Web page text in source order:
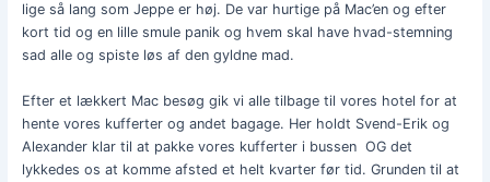
lige så lang som Jeppe er høj. De var hurtige på Mac’en og efter
kort tid og en lille smule panik og hvem skal have hvad-stemning
sad alle og spiste løs af den gyldne mad.
Efter et lækkert Mac besøg gik vi alle tilbage til vores hotel for at
hente vores kufferter og andet bagage. Her holdt Svend-Erik og
Alexander klar til at pakke vores kufferter i bussen OG det
lykkedes os at komme afsted et helt kvarter før tid. Grunden til at